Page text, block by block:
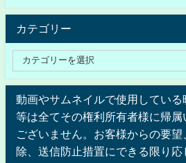
カテゴリー
動画やサムネイルで使用してい
等は全てその権利所有者様に帰
ございません。お客様からの要望
除、送信防止措置にできる限り